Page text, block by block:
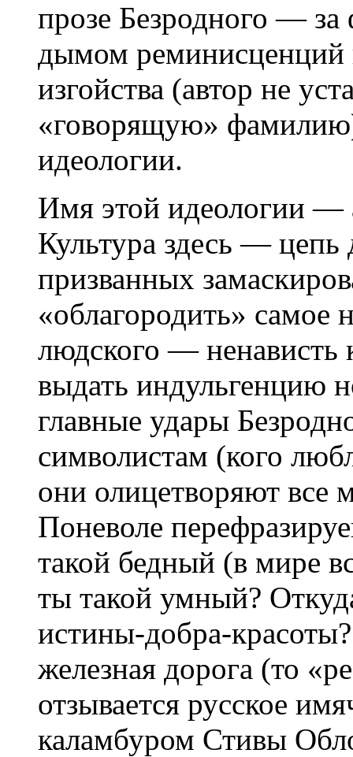
прозе Безродного — за
дымом реминисценций
изгойства (автор не
«говорящую»
идеологии.
Имя этой идеологии —
Культура здесь —
призванных
«облагородить» самое
людского —
выдать индульгенцию
главные удары
символистам (кого
они олицетворяют все
Поневоле
такой бедный (в мире
ты такой умный?
истины-добра-
железная дорога (то
отзывается русское
каламбуром Стивы